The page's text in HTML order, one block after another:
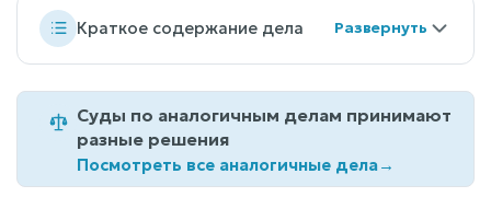
Краткое содержание дела
Суды по аналогичным делам принимают
разные решения
Посмотреть все аналогичные дела→